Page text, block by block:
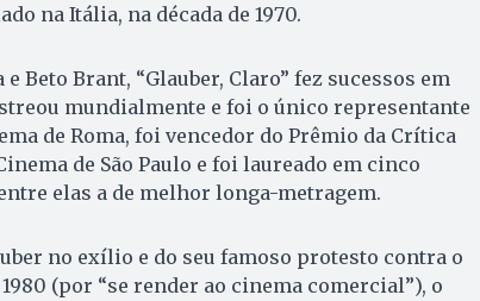
na Itália, na década de 1970.
Beto Brant, “Glauber, Claro” fez sucessos em
mundialmente e foi o único representante
de Roma, foi vencedor do Prêmio da Crítica
de São Paulo e foi laureado em cinco
elas a de melhor longa-metragem.
no exílio e do seu famoso protesto contra o
(por “se render ao cinema comercial”), o